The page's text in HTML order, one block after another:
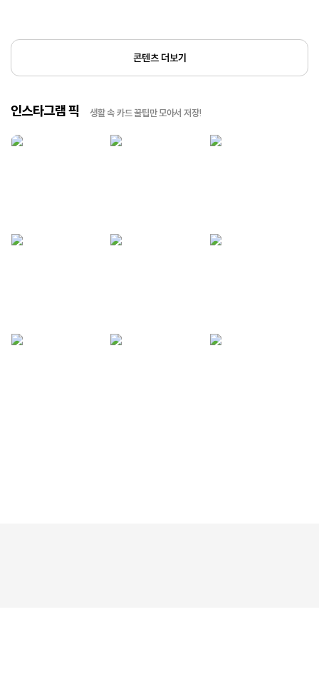
콘텐츠 더보기
인스타그램 픽 생활 속 카드 꿀팁만 모아서 저장!